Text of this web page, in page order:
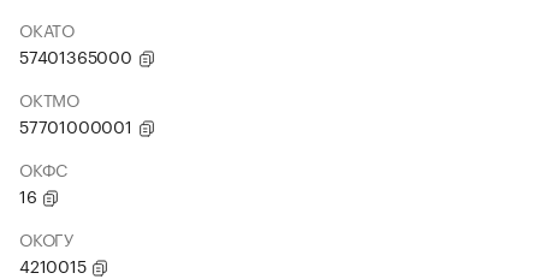
ОКАТО
57401365000
ОКТМО
57701000001
ОКФС
16
ОКОГУ
4210015